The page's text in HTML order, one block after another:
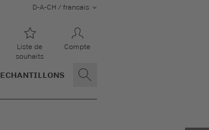
D-A-CH / francais
Liste de
souhaits
Compte
ECHANTILLONS